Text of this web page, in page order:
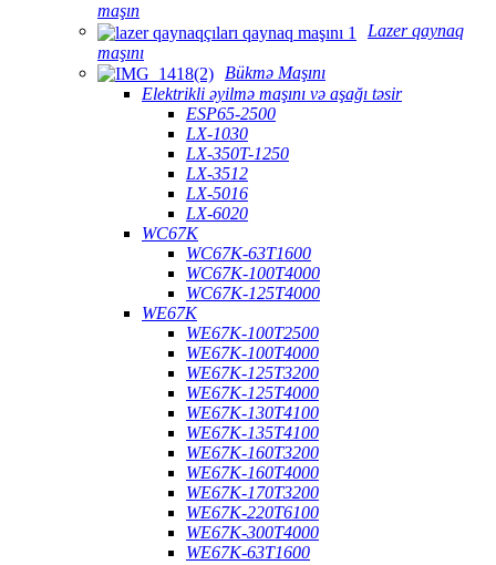
maşın
Lazer qaynaq
maşını
Bükmə Maşını
Elektrikli əyilmə maşını və aşağı təsir
ESP65-2500
LX-1030
LX-350T-1250
LX-3512
LX-5016
LX-6020
WC67K
WC67K-63T1600
WC67K-100T4000
WC67K-125T4000
WE67K
WE67K-100T2500
WE67K-100T4000
WE67K-125T3200
WE67K-125T4000
WE67K-130T4100
WE67K-135T4100
WE67K-160T3200
WE67K-160T4000
WE67K-170T3200
WE67K-220T6100
WE67K-300T4000
WE67K-63T1600